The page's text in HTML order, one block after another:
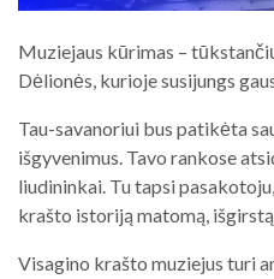
Muziejaus kūrimas –
Dėlionės, kurioje susijungs
Tau-savanoriui bus patikėta
išgyvenimus. Tavo rankose
liudininkai. Tu tapsi
krašto istoriją matomą,
Visagino krašto muziejus turi